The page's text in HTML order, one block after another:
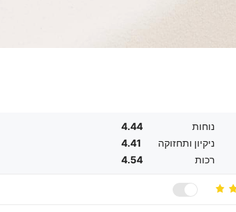
נוחות
4.44
ניקיון ותחזוקה
4.41
רכות
4.54